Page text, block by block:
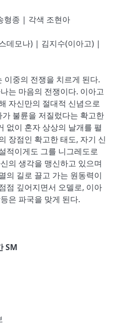
형종 | 각색 조현아
데모나) | 김지수(이아고) |
이중의 전쟁을 치르게 된다.
는 마음의 전쟁이다. 이아고
자신만의 절대적 신념으로
불륜을 저질렀다는 확고한
없이 혼자 상상의 날개를 펼
장점인 확고한 태도, 자기 신
적이게도 그를 니그레도로
의 생각을 맹신하고 있으며
의 길로 끌고 가는 원동력이
점 깊어지면서 오델로, 이아
은 파국을 맞게 된다.
SM